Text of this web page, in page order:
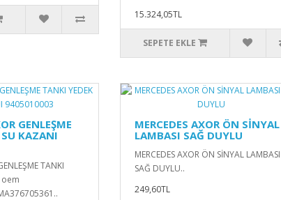
15.324,05TL
SEPETE EKLE
GENLEŞME
KAZANI
TANKI
oem
MERCEDES AXOR ÖN SİNYAL
LAMBASI SAĞ DUYLU
MERCEDES AXOR ÖN SİNYAL LAMBASI
SAĞ DUYLU..
249,60TL